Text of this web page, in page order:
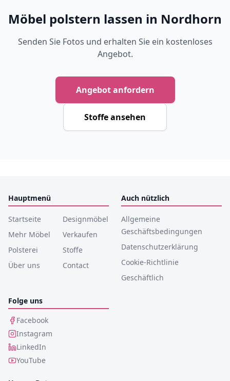
Möbel polstern lassen in Nordhorn
Senden Sie Fotos und erhalten Sie ein kostenloses
Angebot.
Angebot anfordern
Stoffe ansehen
Hauptmenü
Startseite
Designmöbel
Mehr Möbel
Verkaufen
Polsterei
Stoffe
Über uns
Contact
Auch nützlich
Allgemeine
Geschäftsbedingungen
Datenschutzerklärung
Cookie-Richtlinie
Geschäftlich
Folge uns
Facebook
Instagram
LinkedIn
YouTube